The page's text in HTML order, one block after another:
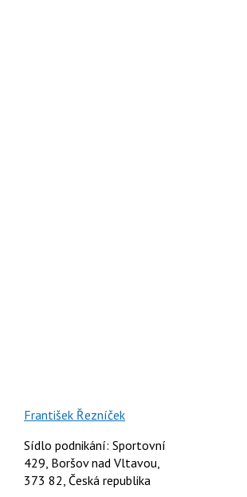
František Řezníček
Sídlo podnikání: Sportovní
429, Boršov nad Vltavou,
373 82, Česká republika